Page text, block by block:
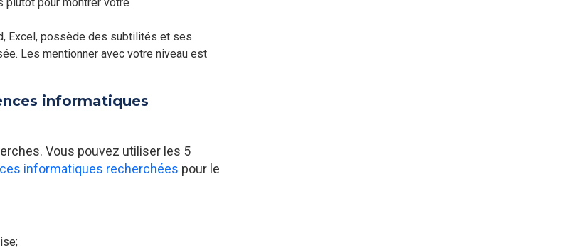
Excel, possède des subtilités et ses
Les mentionner avec votre niveau est
informatiques
Vous pouvez utiliser les 5
informatiques recherchées pour le